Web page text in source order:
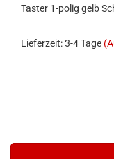
Taster 1-polig gelb
Lieferzeit: 3-4 Tage